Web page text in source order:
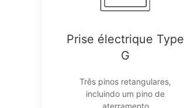
Prise électrique Type
G
Três pinos retangulares,
incluindo um pino de
aterramento